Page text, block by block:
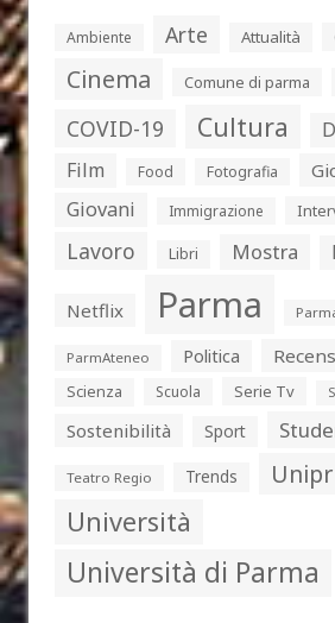
Ambiente Arte Attualità
Cinema Comune di parma
COVID-19 Cultura
Film Food Fotografia
Giovani Immigrazione
Lavoro Libri Mostra
Netflix Parma
ParmAteneo Politica
Scienza
Scuola Serie Tv
Sostenibilità Sport
Teatro Regio Trends Unipr
Università
Università di Parma